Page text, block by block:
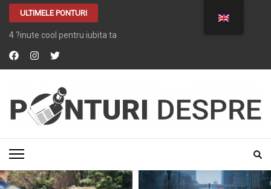
ULTIMELE PONTURI
4 ?inute cool pentru iubita ta
PONTURI DESPRE